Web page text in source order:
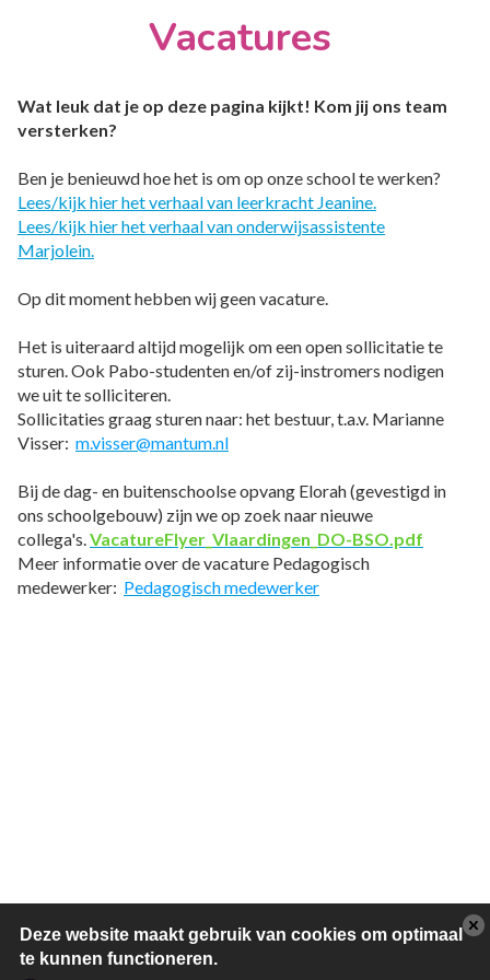
Vacatures
Wat leuk dat je op deze pagina kijkt! Kom jij ons team
versterken?
Ben je benieuwd hoe het is om op onze school te werken?
Lees/kijk hier het verhaal van leerkracht Jeanine.
Lees/kijk hier het verhaal van onderwijsassistente
Marjolein.
Op dit moment hebben wij geen vacature.
Het is uiteraard altijd mogelijk om een open sollicitatie te
sturen. Ook Pabo-studenten en/of zij-instromers nodigen
we uit te solliciteren.
Sollicitaties graag sturen naar: het bestuur, t.a.v. Marianne
Visser: m.visser@mantum.nl
Bij de dag- en buitenschoolse opvang Elorah (gevestigd in
ons schoolgebouw) zijn we op zoek naar nieuwe
collega's.VacatureFlyer_Vlaardingen_DO-BSO.pdf
Meer informatie over de vacature Pedagogisch
medewerker: Pedagogisch medewerker
Deze website maakt gebruik van cookies om optimaal
te kunnen functioneren.